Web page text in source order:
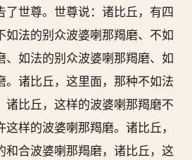
了世尊。世尊说：诸比丘，有四
法的别众波婆喇那羯磨、不如
、如法的别众波婆喇那羯磨、如
。诸比丘，这里面，那种不如法
诸比丘，这样的波婆喇那羯磨不
样的波婆喇那羯磨。诸比丘，
和合波婆喇那羯磨，诸比丘，这